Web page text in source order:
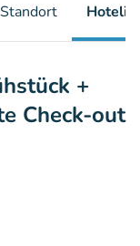
Standort
+
Check-out